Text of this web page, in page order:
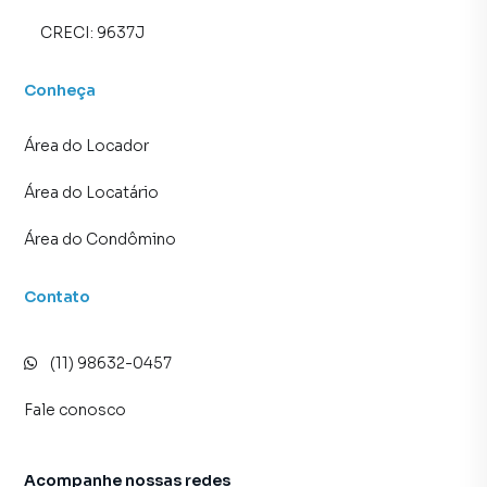
CRECI: 9637J
Conheça
Área do Locador
Área do Locatário
Área do Condômino
Contato
(11) 98632-0457
Fale conosco
Acompanhe nossas redes